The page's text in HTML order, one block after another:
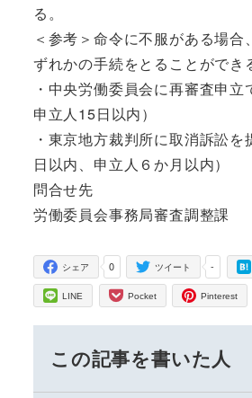
る。
＜参考＞命令に不服がある場合
ずれかの手続をとることができ
・中央労働委員会に再審査申
申立人15日以内）
・東京地方裁判所に取消訴訟
日以内、申立人６か月以内）
問合せ先
労働委員会事務局審査調整課
0
シェア -
ツイート
LINE Pocket Pinterest
この記事を書いた人